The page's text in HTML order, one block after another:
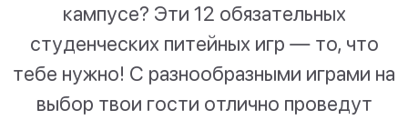
кампусе? Эти 12 обязательных
студенческих питейных игр — то, что
тебе нужно! С разнообразными играми на
выбор твои гости отлично проведут